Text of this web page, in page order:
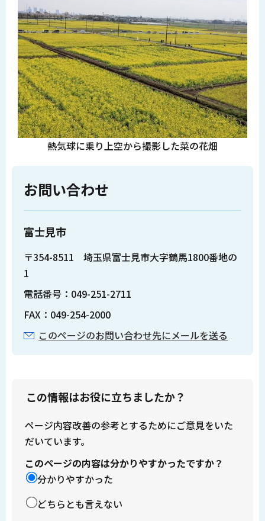
熱気球に乗り上空から撮影した菜の花畑
お問い合わせ
富士見市
〒354-8511 埼玉県富士見市大字鶴馬1800番地の
1
電話番号：049-251-2711
FAX：049-254-2000
このページのお問い合わせ先にメールを送る
この情報はお役に立ちましたか？
ページ内容改善の参考とするためにご意見をいた
だいています。
このページの内容は分かりやすかったですか？
分かりやすかった
どちらとも言えない